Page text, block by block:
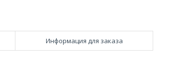
Информация для заказа